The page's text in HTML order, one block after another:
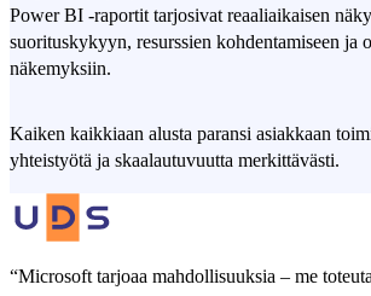
Power BI -raportit tarjosivat reaaliaikaisen
suorituskykyyn, resurssien kohdentamiseen ja
näkemyksiin.
Kaiken kaikkiaan alusta paransi asiakkaan
yhteistyötä ja skaalautuvuutta merkittävästi.
“Microsoft tarjoaa mahdollisuuksia – me